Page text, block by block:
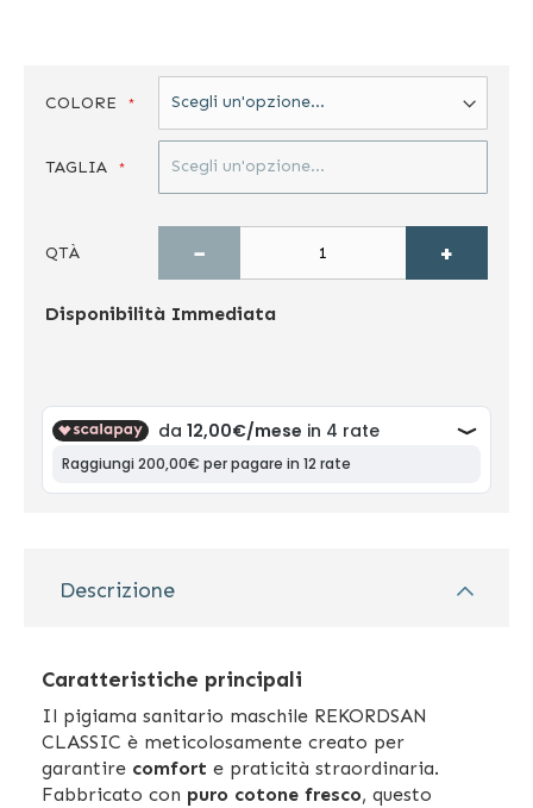
COLORE
TAGLIA
QTÀ − +
Disponibilità Immediata
Descrizione
Caratteristiche principali
Il pigiama sanitario maschile REKORDSAN
CLASSIC è meticolosamente creato per
garantire comfort e praticità straordinaria.
Fabbricato con puro cotone fresco, questo